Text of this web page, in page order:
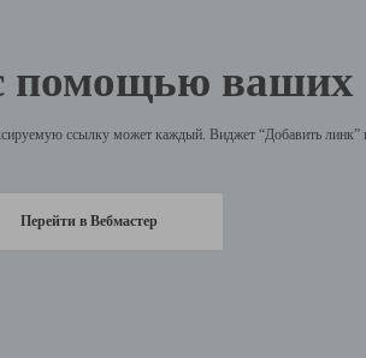
помощью ваших
ссылку может каждый. Виджет “Добавить
Перейти в Вебмастер